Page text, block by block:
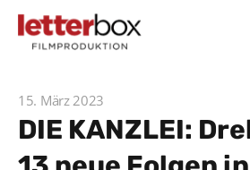
15. März 2023
DIE KANZLEI: